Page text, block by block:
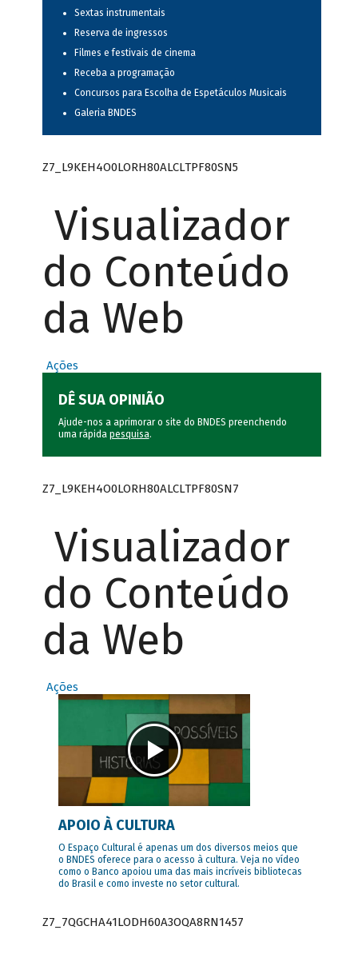
Sextas instrumentais
Reserva de ingressos
Filmes e festivais de cinema
Receba a programação
Concursos para Escolha de Espetáculos Musicais
Galeria BNDES
Z7_L9KEH4O0LORH80ALCLTPF80SN5
Visualizador
do Conteúdo
da Web
Ações
DÊ SUA OPINIÃO
Ajude-nos a aprimorar o site do BNDES preenchendo
uma rápida pesquisa.
Z7_L9KEH4O0LORH80ALCLTPF80SN7
Visualizador
do Conteúdo
da Web
Ações
APOIO À CULTURA
O Espaço Cultural é apenas um dos diversos meios que
o BNDES oferece para o acesso à cultura. Veja no vídeo
como o Banco apoiou uma das mais incríveis bibliotecas
do Brasil e como investe no setor cultural.
Z7_7QGCHA41LODH60A3OQA8RN1457